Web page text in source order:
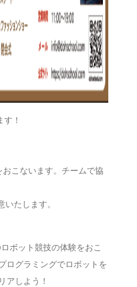
！
こないます。チームで協
たします。
ボット競技の体験をおこ
ログラミングでロボットを
アしよう！